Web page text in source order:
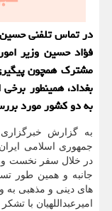
در تماس تلفنی حسین
فؤاد حسین وزیر
مشترک همچون
بغداد، همینطور
به دو کشور مورد
به گزارش
جمهوری اسلامی
در خلال سفر نخست
جانبه و همین طور
های دینی و مذهبی به
امیرعبداللهیان با